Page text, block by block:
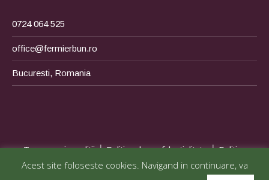
0724 064 525
office@fermierbun.ro
Bucuresti, Romania
Termene si conditii|Politica de confidentialitate|Politica
privind cookies|ANPC| SOL
Acest site foloseste cookies. Navigand in continuare, va